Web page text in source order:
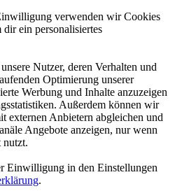
verwenden wir Cookies
ein personalisiertes
Nutzer, deren Verhalten und
Optimierung unserer
Werbung und Inhalte anzuzeigen
Außerdem können wir
externen Anbietern abgleichen und
Angebote anzeigen, nur wenn
nutzt.
Einwilligung in den Einstellungen
.